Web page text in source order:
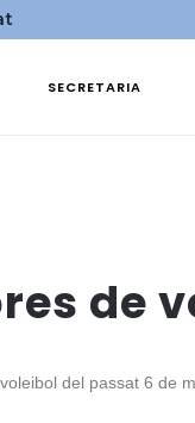
SECRETARIA
de
del passat 6